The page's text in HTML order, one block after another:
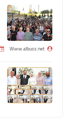
Www.albuss.net